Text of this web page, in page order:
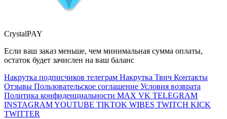
CrystalPAY
Если ваш заказ меньше, чем минимальная сумма оплаты,
остаток будет зачислен на ваш баланс
Накрутка подписчиков телеграм Накрутка Твич Контакты
Отзывы Пользовательское соглашение Условия возврата
Политика конфиденциальности MAX VK TELEGRAM
INSTAGRAMYOUTUBE TIKTOK WIBES TWITCH KICK
TWITTER